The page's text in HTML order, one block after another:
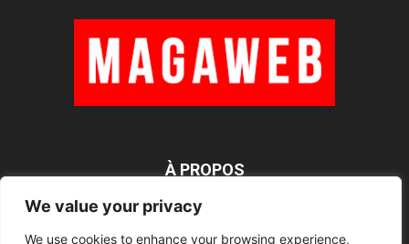
We value your privacy
We use cookies to enhance your browsing experience,
À PROPOS